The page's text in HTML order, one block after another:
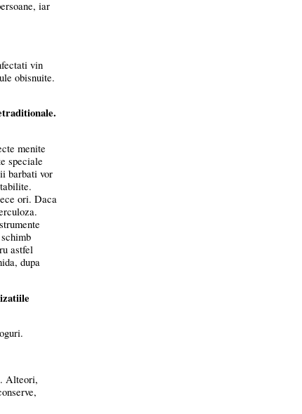
iar
vin
obisnuite.
menite
speciale
barbati vor
ori. Daca
astfel
dupa
Alteori,